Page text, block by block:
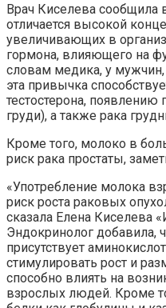
Врач Киселева сообщила
отличается высокой
увеличивающих в
гормона, влияющего на
словам медика, у
эта привычка
тестостерона, появлению
груди), а также рака
Кроме того, молоко в
риск рака простаты,
«Употребление молока
риск роста раковых
сказала Елена Киселева
Эндокринолог добавила,
присутствует
стимулировать рост и
способно влиять на
взрослых людей. Кроме